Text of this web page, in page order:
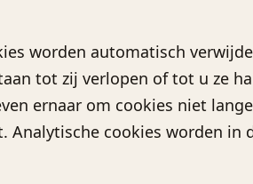
worden automatisch
tot zij verlopen of tot u ze
ernaar om cookies niet
cookies worden in